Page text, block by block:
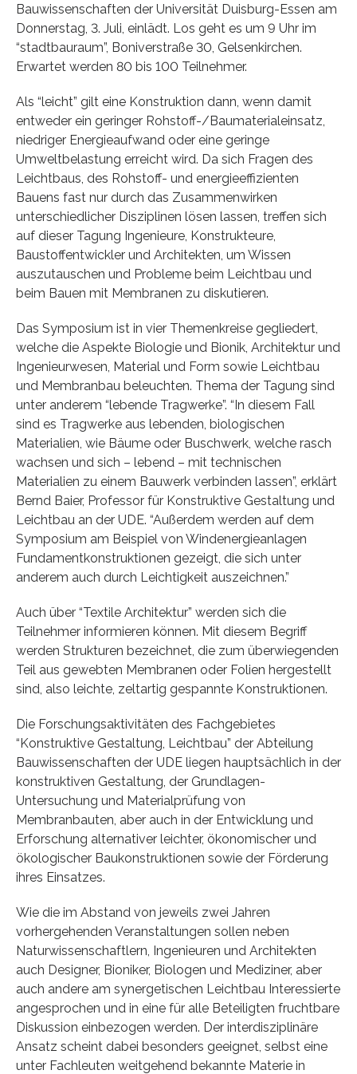
Bauwissenschaften der Universität Duisburg-Essen am
Donnerstag, 3. Juli, einlädt. Los geht es um 9 Uhr im
“stadtbauraum”, Boniverstraße 30, Gelsenkirchen.
Erwartet werden 80 bis 100 Teilnehmer.
Als “leicht” gilt eine Konstruktion dann, wenn damit
entweder ein geringer Rohstoff-/Baumaterialeinsatz,
niedriger Energieaufwand oder eine geringe
Umweltbelastung erreicht wird. Da sich Fragen des
Leichtbaus, des Rohstoff- und energieeffizienten
Bauens fast nur durch das Zusammenwirken
unterschiedlicher Disziplinen lösen lassen, treffen sich
auf dieser Tagung Ingenieure, Konstrukteure,
Baustoffentwickler und Architekten, um Wissen
auszutauschen und Probleme beim Leichtbau und
beim Bauen mit Membranen zu diskutieren.
Das Symposium ist in vier Themenkreise gegliedert,
welche die Aspekte Biologie und Bionik, Architektur und
Ingenieurwesen, Material und Form sowie Leichtbau
und Membranbau beleuchten. Thema der Tagung sind
unter anderem “lebende Tragwerke”. “In diesem Fall
sind es Tragwerke aus lebenden, biologischen
Materialien, wie Bäume oder Buschwerk, welche rasch
wachsen und sich – lebend – mit technischen
Materialien zu einem Bauwerk verbinden lassen”, erklärt
Bernd Baier, Professor für Konstruktive Gestaltung und
Leichtbau an der UDE. “Außerdem werden auf dem
Symposium am Beispiel von Windenergieanlagen
Fundamentkonstruktionen gezeigt, die sich unter
anderem auch durch Leichtigkeit auszeichnen.”
Auch über “Textile Architektur” werden sich die
Teilnehmer informieren können. Mit diesem Begriff
werden Strukturen bezeichnet, die zum überwiegenden
Teil aus gewebten Membranen oder Folien hergestellt
sind, also leichte, zeltartig gespannte Konstruktionen.
Die Forschungsaktivitäten des Fachgebietes
“Konstruktive Gestaltung, Leichtbau” der Abteilung
Bauwissenschaften der UDE liegen hauptsächlich in der
konstruktiven Gestaltung, der Grundlagen-
Untersuchung und Materialprüfung von
Membranbauten, aber auch in der Entwicklung und
Erforschung alternativer leichter, ökonomischer und
ökologischer Baukonstruktionen sowie der Förderung
ihres Einsatzes.
Wie die im Abstand von jeweils zwei Jahren
vorhergehenden Veranstaltungen sollen neben
Naturwissenschaftlern, Ingenieuren und Architekten
auch Designer, Bioniker, Biologen und Mediziner, aber
auch andere am synergetischen Leichtbau Interessierte
angesprochen und in eine für alle Beteiligten fruchtbare
Diskussion einbezogen werden. Der interdisziplinäre
Ansatz scheint dabei besonders geeignet, selbst eine
unter Fachleuten weitgehend bekannte Materie in